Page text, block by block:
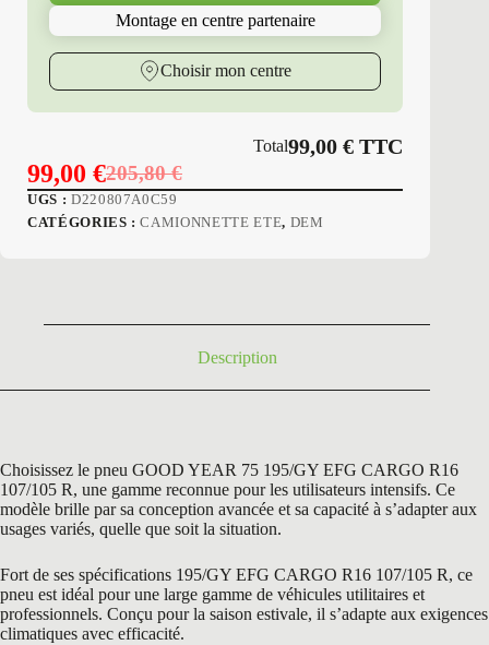
Montage en centre partenaire
Choisir mon centre
Total99,00€ TTC
205,80€
Le
prix
99,00 €Le
prix
UGS : D220807A0C59
CATÉGORIES :CAMIONNETTE ETE, DEM
Description
Choisissez le pneu GOOD YEAR 75 195/GY EFG CARGO R16
107/105 R, une gamme reconnue pour les utilisateurs intensifs. Ce
modèle brille par sa conception avancée et sa capacité à s’adapter aux
usages variés, quelle que soit la situation.
Fort de ses spécifications 195/GY EFG CARGO R16 107/105 R, ce
pneu est idéal pour une large gamme de véhicules utilitaires et
professionnels. Conçu pour la saison estivale, il s’adapte aux exigences
climatiques avec efficacité.